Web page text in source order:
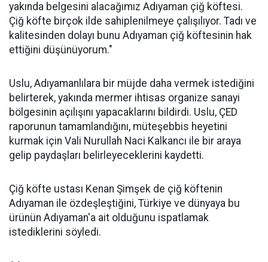
yakında belgesini alacağımız Adıyaman çiğ köftesi.
Çiğ köfte birçok ilde sahiplenilmeye çalışılıyor. Tadı ve
kalitesinden dolayı bunu Adıyaman çiğ köftesinin hak
ettiğini düşünüyorum."
Uslu, Adıyamanlılara bir müjde daha vermek istediğini
belirterek, yakında mermer ihtisas organize sanayi
bölgesinin açılışını yapacaklarını bildirdi. Uslu, ÇED
raporunun tamamlandığını, müteşebbis heyetini
kurmak için Vali Nurullah Naci Kalkancı ile bir araya
gelip paydaşları belirleyeceklerini kaydetti.
Çiğ köfte ustası Kenan Şimşek de çiğ köftenin
Adıyaman ile özdeşleştiğini, Türkiye ve dünyaya bu
ürünün Adıyaman'a ait olduğunu ispatlamak
istediklerini söyledi.